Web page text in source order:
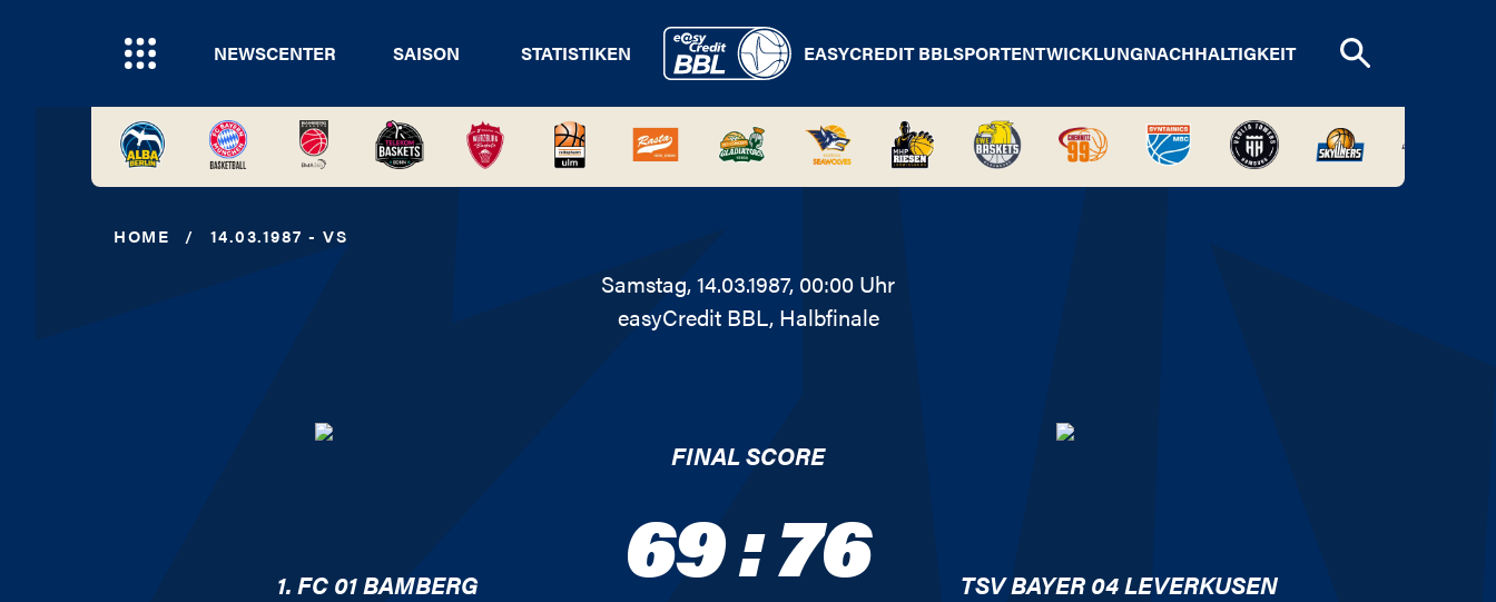
NEWSCENTER SAISON STATISTIKEN EASYCREDIT BBLSPORTENTWICKLUNGNACHHALTIGKEIT
HOME / 14.03.1987 - VS
Samstag, 14.03.1987, 00:00 Uhr
easyCredit BBL, Halbfinale
1. FC 01 BAMBERG
FINAL SCORE
69:76 TSV BAYER 04 LEVERKUSEN